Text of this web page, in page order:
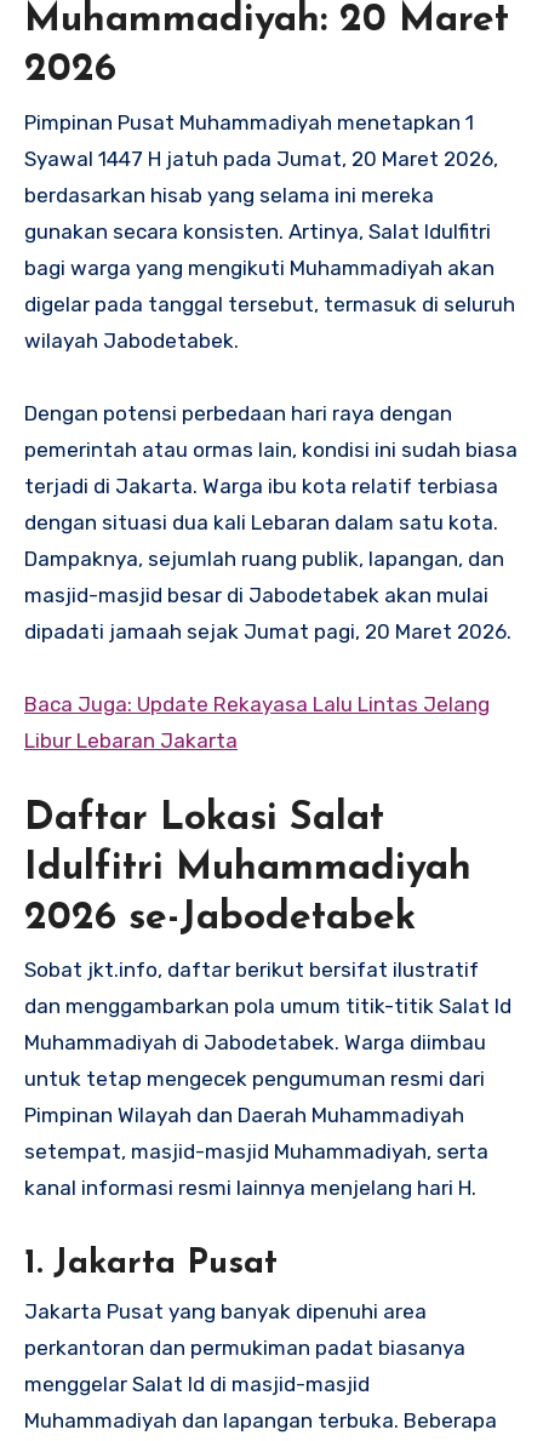
Muhammadiyah: 20 Maret
2026
Pimpinan Pusat Muhammadiyah menetapkan 1
Syawal 1447 H jatuh pada Jumat, 20 Maret 2026,
berdasarkan hisab yang selama ini mereka
gunakan secara konsisten. Artinya, Salat Idulfitri
bagi warga yang mengikuti Muhammadiyah akan
digelar pada tanggal tersebut, termasuk di seluruh
wilayah Jabodetabek.
Dengan potensi perbedaan hari raya dengan
pemerintah atau ormas lain, kondisi ini sudah biasa
terjadi di Jakarta. Warga ibu kota relatif terbiasa
dengan situasi dua kali Lebaran dalam satu kota.
Dampaknya, sejumlah ruang publik, lapangan, dan
masjid-masjid besar di Jabodetabek akan mulai
dipadati jamaah sejak Jumat pagi, 20 Maret 2026.
Baca Juga: Update Rekayasa Lalu Lintas Jelang
Libur Lebaran Jakarta
Daftar Lokasi Salat
Idulfitri Muhammadiyah
2026 se-Jabodetabek
Sobat jkt.info, daftar berikut bersifat ilustratif
dan menggambarkan pola umum titik-titik Salat Id
Muhammadiyah di Jabodetabek. Warga diimbau
untuk tetap mengecek pengumuman resmi dari
Pimpinan Wilayah dan Daerah Muhammadiyah
setempat, masjid-masjid Muhammadiyah, serta
kanal informasi resmi lainnya menjelang hari H.
1. Jakarta Pusat
Jakarta Pusat yang banyak dipenuhi area
perkantoran dan permukiman padat biasanya
menggelar Salat Id di masjid-masjid
Muhammadiyah dan lapangan terbuka. Beberapa